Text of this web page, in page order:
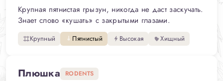
Крупная пятнистая грызун, никогда не даст заскучать.
Знает слово «кушать» с закрытыми глазами.
Крупный Пятнистый Высокая Хищный
Плюшка RODENTS